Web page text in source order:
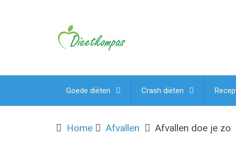
Goede diëten Crash diëten
Home Afvallen Afvallen doe je zo